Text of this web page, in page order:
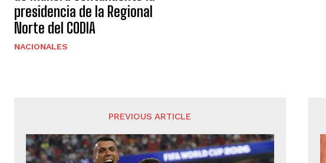
presidencia de la Regional
Norte del CODIA
NACIONALES
PREVIOUS ARTICLE